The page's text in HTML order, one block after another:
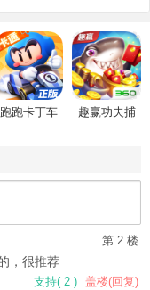
跑跑卡丁车
趣赢功夫捕
第 2 楼
，很推荐
支持( 2 ) 盖楼(回复)